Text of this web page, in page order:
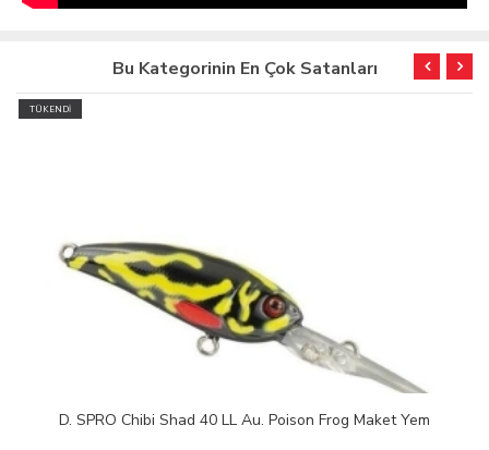
Bu Kategorinin En Çok Satanları
TÜKENDİ
D. SPRO Chibi Shad 40 LL Au. Poison Frog Maket Yem